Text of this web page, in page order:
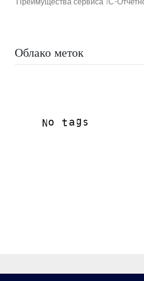
Облако меток